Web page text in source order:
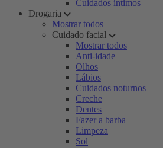
Cuidados íntimos
Drogaria
Mostrar todos
Cuidado facial
Mostrar todos
Anti-idade
Olhos
Lábios
Cuidados noturnos
Creche
Dentes
Fazer a barba
Limpeza
Sol